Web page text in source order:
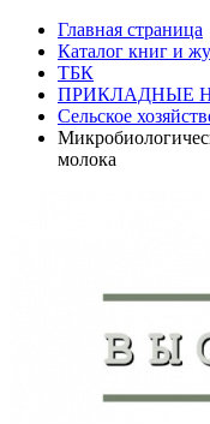
Главная страница
Каталог книг и
ТБК
ПРИКЛАДНЫЕ
Сельское
молока